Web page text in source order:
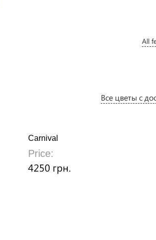
All
Все цветы с
Carnival
Price:
4250 грн.